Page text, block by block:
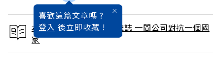
喜歡這篇文章嗎 ?
登入 後立即收藏 !
本文出自 2015 / 6月號雜誌 一間公司對抗一個國
家